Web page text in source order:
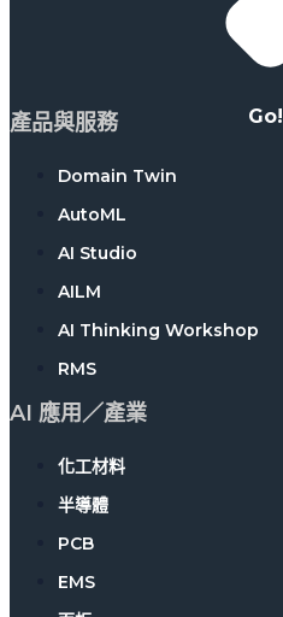
Go!
產品與服務
Domain Twin
AutoML
AI Studio
AILM
AI Thinking Workshop
RMS
AI 應用／產業
化工材料
半導體
PCB
EMS